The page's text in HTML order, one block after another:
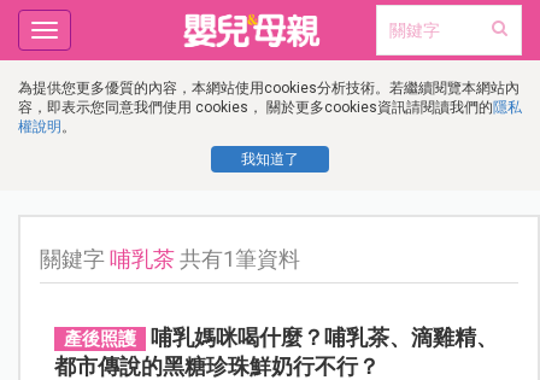
為提供您更多優質的內容，本網站使用cookies分析技術。若繼續閱覽本網站內
容，即表示您同意我們使用 cookies， 關於更多cookies資訊請閱讀我們的隱私
權說明 。
我知道了
Toggle
navigation
關鍵字哺乳茶共有1筆資料
產後照護
哺乳媽咪喝什麼？哺乳茶、滴雞精、
都市傳說的黑糖珍珠鮮奶行不行？